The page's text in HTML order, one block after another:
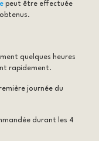
peut être effectuée
quelques heures
rapidement.
journée du
durant les 4